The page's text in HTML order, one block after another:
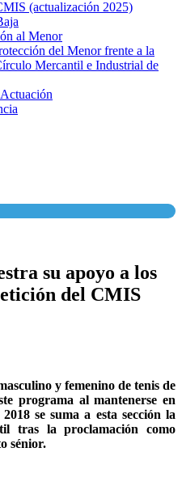
(actualización 2025)
al Menor
del Menor frente a la
Mercantil e Industrial de
su apoyo a los
del CMIS
y femenino de tenis de
programa al mantenerse en
se suma a esta sección la
tras la proclamación como
sénior.